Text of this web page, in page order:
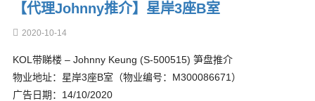
【代理Johnny推介】星岸3座B室
2020-10-14
KOL带睇楼 – Johnny Keung (S-500515) 笋盘推介
物业地址：星岸3座B室（物业编号：M300086671）
广告日期：14/10/2020